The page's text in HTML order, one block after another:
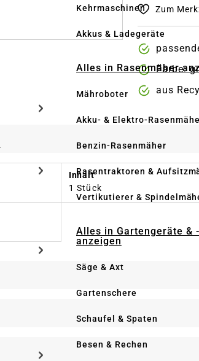
Kehrmaschinen
Akkus & Ladegeräte
Alles in Rasenmäher
Mähroboter
Akku- & Elektro-
Benzin-Rasenmäher
Rasentraktoren &
Vertikutierer &
Alles in Gartengeräte &
anzeigen
Säge & Axt
Gartenschere
Schaufel & Spaten
Besen & Rechen
Zum
Farbe:
aus
Inhalt
1 Stück